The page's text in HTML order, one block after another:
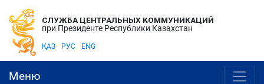
СЛУЖБА ЦЕНТРАЛЬНЫХ КОММУНИКАЦИЙ
при Президенте Республики Казахстан
ҚАЗ РУС ENG
Меню